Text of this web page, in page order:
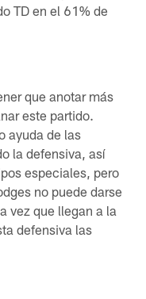
TD en el 61% de
que anotar más
este partido.
ayuda de las
la defensiva, así
especiales, pero
no puede darse
vez que llegan a la
defensiva las